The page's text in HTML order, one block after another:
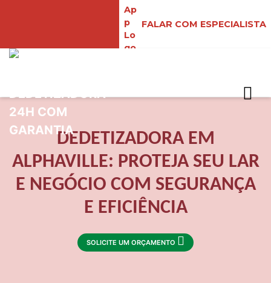
FALAR COM ESPECIALISTA
DEDETIZADORA EM
ALPHAVILLE: PROTEJA SEU LAR
E NEGÓCIO COM SEGURANÇA
E EFICIÊNCIA
SOLICITE UM ORÇAMENTO